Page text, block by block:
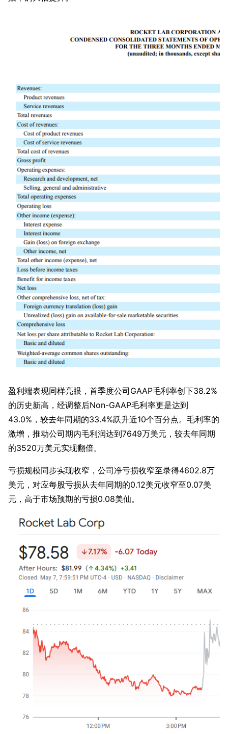
盈利端表现同样亮眼，首季度公司GAAP毛利率创下38.2%
的历史新高，经调整后Non-GAAP毛利率更是达到
43.0%，较去年同期的33.4%跃升近10个百分点。毛利率的
激增，推动公司期内毛利润达到7649万美元，较去年同期
的3520万美元实现翻倍。
亏损规模同步实现收窄，公司净亏损收窄至录得4602.8万
美元，对应每股亏损从去年同期的0.12美元收窄至0.07美
元，高于市场预期的亏损0.08美仙。